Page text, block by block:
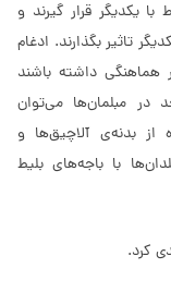
یکدیگر قرار گیرند و
تاثیر بگذارند. ادغام
هماهنگی داشته باشند
مبلمان‌ها می‌توان
از بدنه‌ی آلاچیق‌ها و
با باجه‌های بلیط
کرد.